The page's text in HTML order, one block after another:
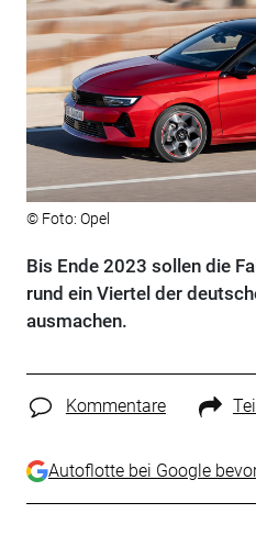
© Foto: Opel
Bis Ende 2023 sollen die
rund ein Viertel der
ausmachen.
Kommentare
Autoflotte bei Google